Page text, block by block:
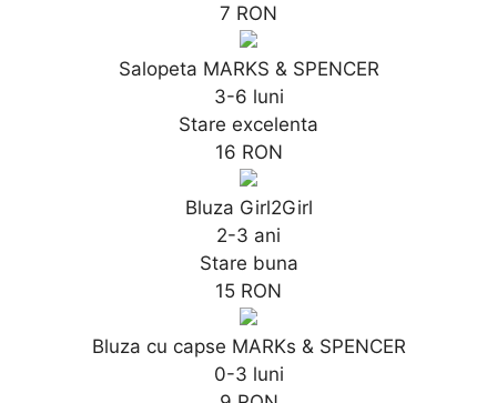
7 RON
Salopeta MARKS & SPENCER
3-6 luni
Stare excelenta
16 RON
Bluza Girl2Girl
2-3 ani
Stare buna
15 RON
Bluza cu capse MARKs & SPENCER
0-3 luni